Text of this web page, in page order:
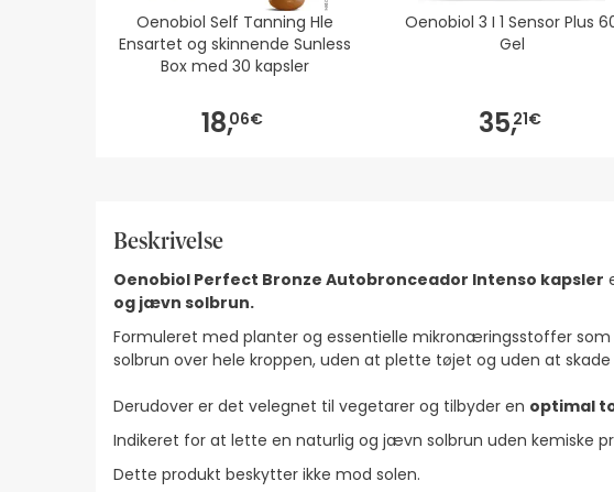
Oenobiol Self Tanning Hle
Ensartet og skinnende Sunless
Box med 30 kapsler
18,06€
Oenobiol 3 I 1 Sensor Plus
Gel
35,21€
Beskrivelse
Oenobiol Perfect Bronze Autobronceador Intenso kapsler
og jævn solbrun.
Formuleret med planter og essentielle mikronæringsstoffer som
solbrun over hele kroppen, uden at plette tøjet og uden at
Derudover er det velegnet til vegetarer og tilbyder en optimal
Indikeret for at lette en naturlig og jævn solbrun uden kemiske
Dette produkt beskytter ikke mod solen.